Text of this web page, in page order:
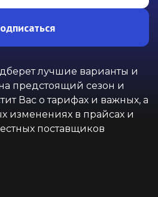
лучшие варианты и
предстоящий сезон и
Вас о тарифах и важных, а
изменениях в прайсах и
поставщиков